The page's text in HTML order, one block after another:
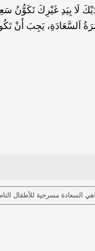
لَا بِيَدِ غَيْرِكَ تَكَوُّنُ
اَلسَّعَادَةِ، يَجِبَ أَنْ
السعادة مسرحية للأطفال